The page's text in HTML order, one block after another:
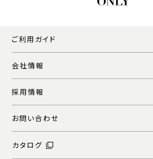
ご利用ガイド
会社情報
採用情報
お問い合わせ
カタログ